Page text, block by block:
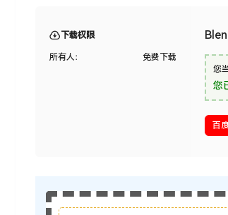
下载权限
所有人： 免费下载
您
您
百